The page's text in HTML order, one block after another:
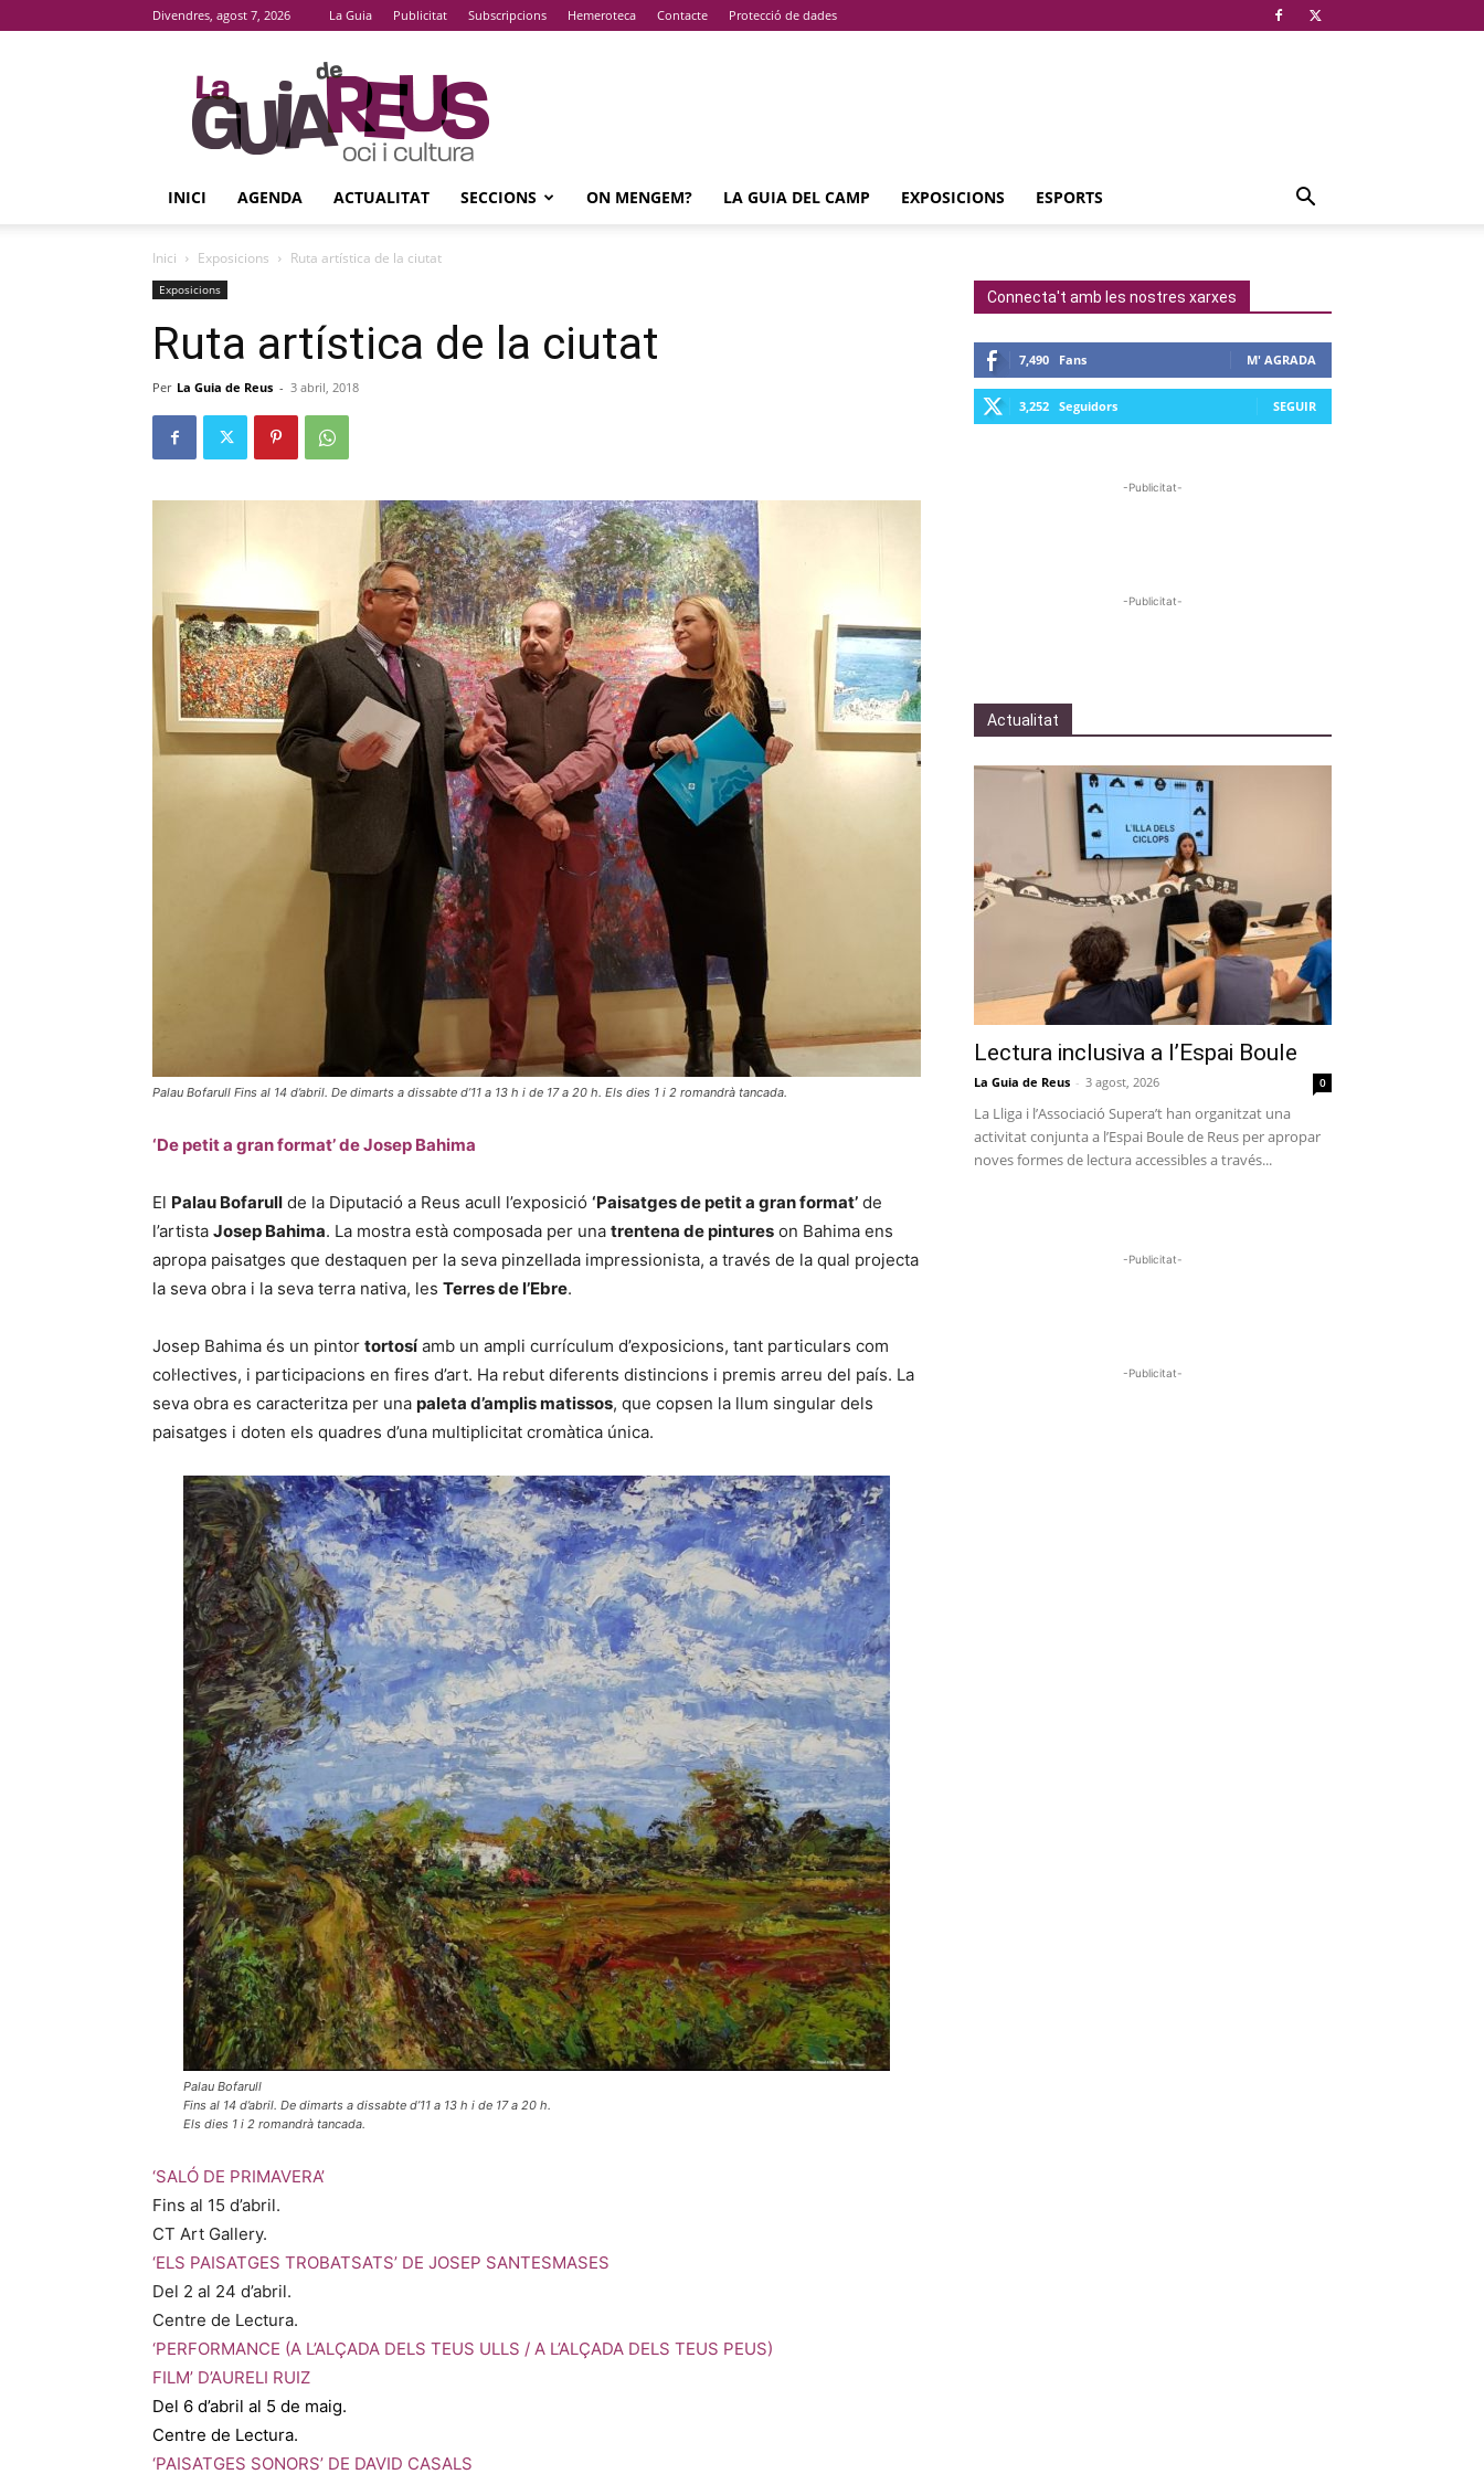
Divendres, agost 7, 2026 La Guia Publicitat Subscripcions Hemeroteca Contacte Protecció de dades
La
Guia
De
Reus
INICI AGENDA ACTUALITAT SECCIONS ON MENGEM? LA GUIA DEL CAMP EXPOSICIONS ESPORTS
Inici Exposicions Ruta artística de la ciutat
Exposicions
Ruta artística de la ciutat
Per La Guia de Reus - 3 abril, 2018
Palau Bofarull Fins al 14 d’abril. De dimarts a dissabte d’11 a 13 h i de 17 a 20 h. Els dies 1 i 2 romandrà tancada.
‘De petit a gran format’ de Josep Bahima
El Palau Bofarull de la Diputació a Reus acull l’exposició ‘Paisatges de petit a gran format’ de
l’artista Josep Bahima. La mostra està composada per una trentena de pintures on Bahima ens
apropa paisatges que destaquen per la seva pinzellada impressionista, a través de la qual projecta
la seva obra i la seva terra nativa, les Terres de l’Ebre.
Josep Bahima és un pintor tortosíamb un ampli currículum d’exposicions, tant particulars com
col·lectives, i participacions en fires d’art. Ha rebut diferents distincions i premis arreu del país. La
seva obra es caracteritza per una paleta d’amplis matissos, que copsen la llum singular dels
paisatges i doten els quadres d’una multiplicitat cromàtica única.
Palau Bofarull
Fins al 14 d’abril. De dimarts a dissabte d’11 a 13 h i de 17 a 20 h.
Els dies 1 i 2 romandrà tancada.
‘SALÓ DE PRIMAVERA’
Fins al 15 d’abril.
CT Art Gallery.
‘ELS PAISATGES TROBATSATS’ DE JOSEP SANTESMASES
Del 2 al 24 d’abril.
Centre de Lectura.
‘PERFORMANCE (A L’ALÇADA DELS TEUS ULLS / A L’ALÇADA DELS TEUS PEUS)
FILM’ D’AURELI RUIZ
Del 6 d’abril al 5 de maig.
Centre de Lectura.
‘PAISATGES SONORS’ DE DAVID CASALS
Connecta't amb les nostres xarxes
7,490 Fans M' AGRADA
3,252 Seguidors SEGUIR
-Publicitat-
-Publicitat-
Actualitat
Lectura inclusiva a l’Espai Boule
La Guia de Reus - 3 agost, 2026 0
La Lliga i l’Associació Supera’t han organitzat una
activitat conjunta a l’Espai Boule de Reus per apropar
noves formes de lectura accessibles a través...
-Publicitat-
-Publicitat-